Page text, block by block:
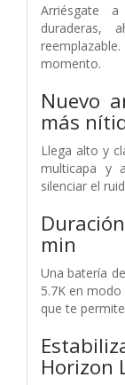
Arriésgate
duraderas,
momento.
Nuevo
más
Llega alto y
multicapa y
silenciar el
min
Una batería
5.7K en
que te
Horizon